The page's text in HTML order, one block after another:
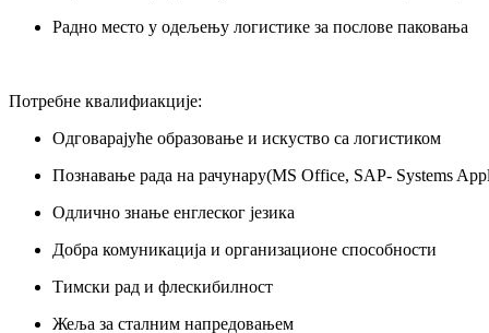
Радно место у одељењу логистике за послове паковања
Потребне квалифиакције:
Одговарајуће образовање и искуство са логистиком
Познавање рада на рачунару(MS Office, SAP- Systems
Одлично знање енглеског језика
Добра комуникација и организационе способности
Тимски рад и флескибилност
Жеља за сталним напредовањем